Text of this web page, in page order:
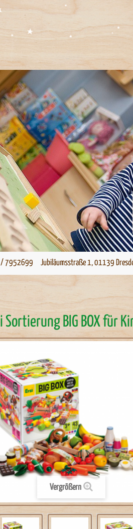
7952699 Jubiläumsstraße 1, 01139
Sortierung BIG BOX für
Vergrößern